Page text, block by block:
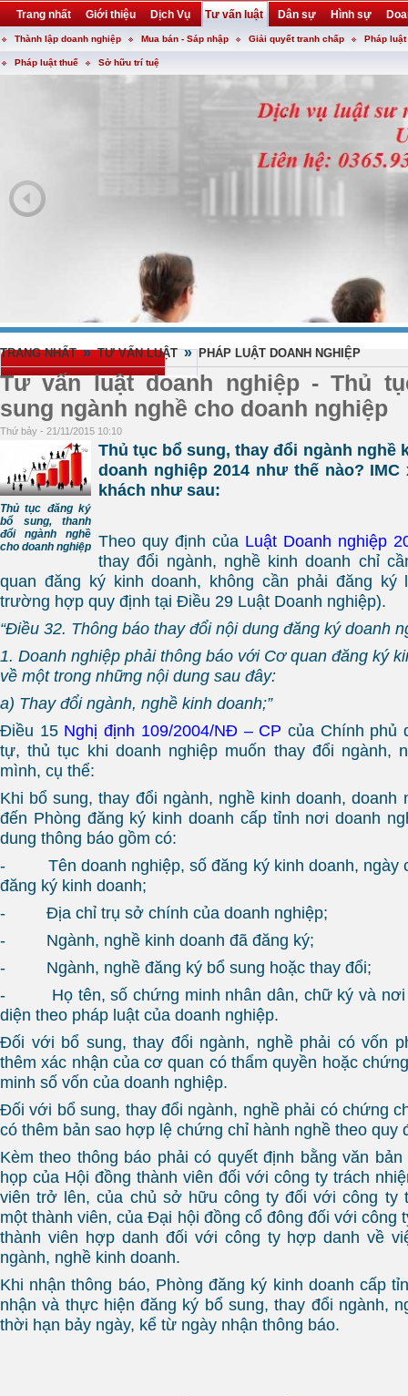
Trang nhất Giới thiệu Dịch Vụ Tư vấn luật Dân sự Hình sự
Khuyến mại Liên hệ forum utility
Thành lập doanh nghiệp Mua bán - Sáp nhập Giải quyết tranh chấp Pháp
Pháp luật thuế Sở hữu trí tuệ
TRANG NHẤT » TƯ VẤN LUẬT » PHÁP LUẬT DOANH NGHIỆP
Tư vấn luật doanh nghiệp - Thủ
sung ngành nghề cho doanh nghiệp
Thứ bảy - 21/11/2015 10:10
Thủ tục đăng ký
bổ sung, thanh
đổi ngành nghề
cho doanh nghiệp
Thủ tục bổ sung, thay đổi ngành nghề
doanh nghiệp 2014 như thế nào?
khách như sau:
Theo quy định của Luật Doanh nghiệp
thay đổi ngành, nghề kinh doanh chỉ
quan đăng ký kinh doanh, không cần phải đăng ký
trường hợp quy định tại Điều 29 Luật Doanh nghiệp).
“Điều 32. Thông báo thay đổi nội dung đăng ký doanh
1. Doanh nghiệp phải thông báo với Cơ quan đăng ký
về một trong những nội dung sau đây:
a) Thay đổi ngành, nghề kinh doanh;”
Điều 15 Nghị định 109/2004/NĐ – CP của Chính phủ
tự, thủ tục khi doanh nghiệp muốn thay đổi ngành,
mình, cụ thể:
Khi bổ sung, thay đổi ngành, nghề kinh doanh, doanh
đến Phòng đăng ký kinh doanh cấp tỉnh nơi doanh
dung thông báo gồm có:
- Tên doanh nghiệp, số đăng ký kinh doanh, ngày
đăng ký kinh doanh;
- Địa chỉ trụ sở chính của doanh nghiệp;
- Ngành, nghề kinh doanh đã đăng ký;
- Ngành, nghề đăng ký bổ sung hoặc thay đổi;
- Họ tên, số chứng minh nhân dân, chữ ký và nơi
diện theo pháp luật của doanh nghiệp.
Đối với bổ sung, thay đổi ngành, nghề phải có vốn
thêm xác nhận của cơ quan có thẩm quyền hoặc
minh số vốn của doanh nghiệp.
Đối với bổ sung, thay đổi ngành, nghề phải có chứng
có thêm bản sao hợp lệ chứng chỉ hành nghề theo quy
Kèm theo thông báo phải có quyết định bằng văn
họp của Hội đồng thành viên đối với công ty trách
viên trở lên, của chủ sở hữu công ty đối với công ty
một thành viên, của Đại hội đồng cổ đông đối với công
thành viên hợp danh đối với công ty hợp danh về
ngành, nghề kinh doanh.
Khi nhận thông báo, Phòng đăng ký kinh doanh cấp
nhận và thực hiện đăng ký bổ sung, thay đổi ngành,
thời hạn bảy ngày, kể từ ngày nhận thông báo.